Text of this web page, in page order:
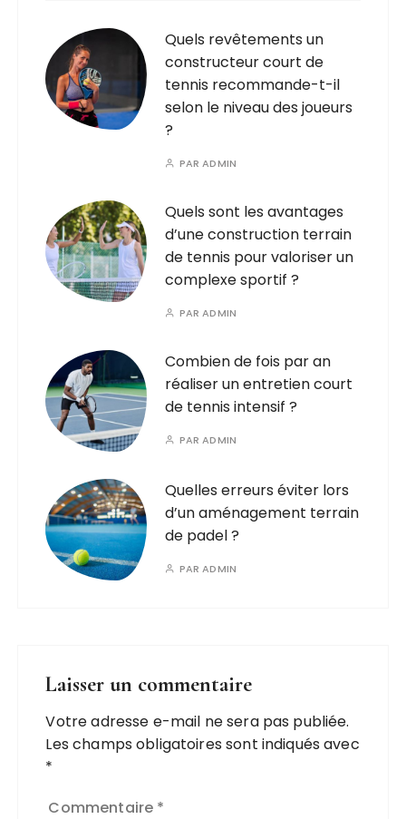
Quels revêtements un
constructeur court de
tennis recommande-t-il
selon le niveau des joueurs
?
PARADMIN
Quels sont les avantages
d’une construction terrain
de tennis pour valoriser un
complexe sportif ?
PARADMIN
Combien de fois par an
réaliser un entretien court
de tennis intensif ?
PARADMIN
Quelles erreurs éviter lors
d’un aménagement terrain
de padel ?
PARADMIN
Laisser un commentaire
Votre adresse e-mail ne sera pas publiée.
Les champs obligatoires sont indiqués avec
*
Commentaire *